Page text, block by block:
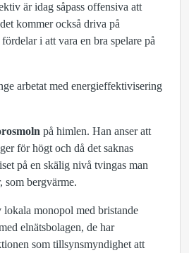
är idag såpass offensiva att
kommer också driva på
i att vara en bra spelare på
på himlen. Han anser att
för högt och då det saknas
på en skälig nivå tvingas man
som bergvärme.
lokala monopol med bristande
elnätsbolagen, de har
som tillsynsmyndighet att